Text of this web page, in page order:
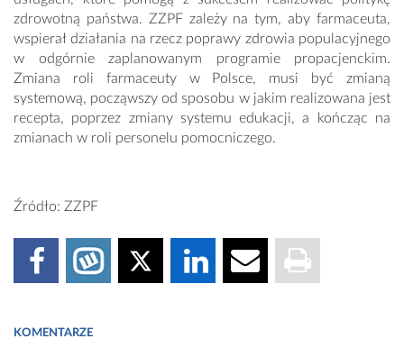
zdrowotną państwa. ZZPF zależy na tym, aby farmaceuta,
wspierał działania na rzecz poprawy zdrowia populacyjnego
w odgórnie zaplanowanym programie propacjenckim.
Zmiana roli farmaceuty w Polsce, musi być zmianą
systemową, począwszy od sposobu w jakim realizowana jest
recepta, poprzez zmiany systemu edukacji, a kończąc na
zmianach w roli personelu pomocniczego.
Źródło: ZZPF
KOMENTARZE